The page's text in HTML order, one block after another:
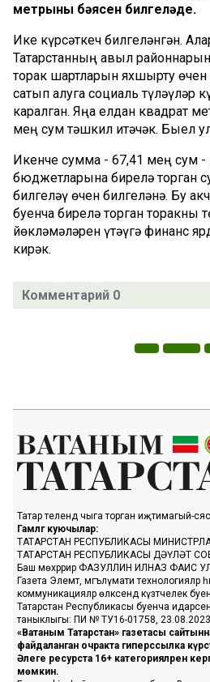
метрының бәясен билгеләде.
Ике күрсәткеч билгеләнгән.
Татарстанның авыл
торак шартларын яхшырту өчен
сатып алуга социаль түләүләр
каралган. Яңа елдан квадрат
мең сум тәшкил итәчәк. Быел
Икенче сумма - 67,41 мең сум -
бюджетларына бирелә торган
билгеләү өчен билгеләнә. Бу
буенча бирелә торган торакны
йөкләмәләрен үтәүгә финанс
кирәк.
Комментарий 0
Татар телендә чыга торган иҗтимагый-
Гамәлгә куючылар:
ТАТАРСТАН РЕСПУБЛИКАСЫ
ТАТАРСТАН РЕСПУБЛИКАСЫ ДӘҮЛӘТ
Баш мөхәррир ФАЗУЛЛИН ИЛНАЗ ФАИС
Газета Элемтә, мәгълүмати технологияләр
коммуникацияләр өлкәсендә күзәтчелек
Татарстан Республикасы буенча идарәсендә
таныклыгы: ПИ № ТУ16-01758,
«Ватаным Татарстан» газетасы
файдаланган очракта гиперссылка
Әлеге ресурста 16+ категорияләренә
мөмкин.